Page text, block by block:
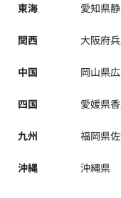
東海 愛知県
関西 大阪府
中国 岡山県
四国 愛媛県
九州 福岡県
沖縄 沖縄県